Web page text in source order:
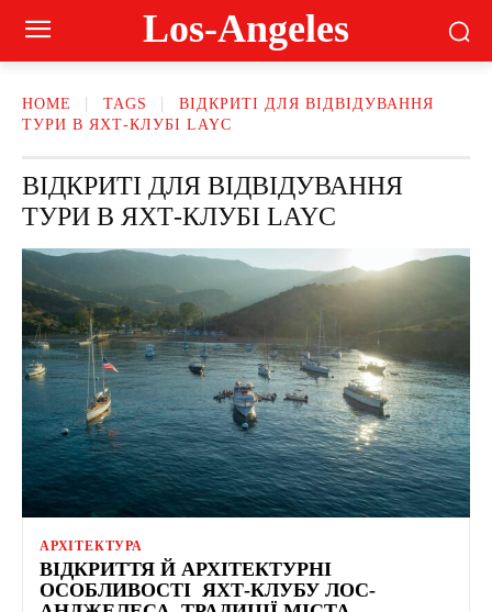
Los-Angeles
HOME TAGS
ВІДКРИТІ ДЛЯ ВІДВІДУВАННЯ
ТУРИ В ЯХТ-КЛУБІ LAYC
ВІДКРИТІ ДЛЯ ВІДВІДУВАННЯ
ТУРИ В ЯХТ-КЛУБІ LAYC
АРХІТЕКТУРА
ВІДКРИТТЯ Й АРХІТЕКТУРНІ
ОСОБЛИВОСТІ ЯХТ-КЛУБУ ЛОС-